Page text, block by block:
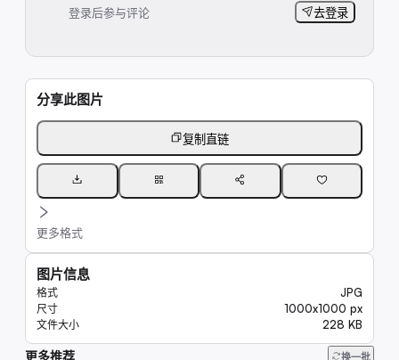
登录后参与评论 去登录
分享此图片
复制直链
更多格式
图片信息
格式 JPG
尺寸 1000x1000 px
文件大小 228 KB
更多推荐 换一批
20K